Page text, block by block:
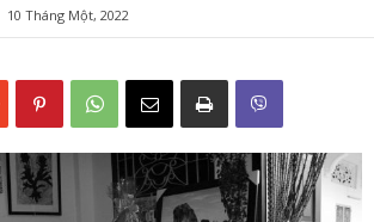
10 Tháng Một, 2022